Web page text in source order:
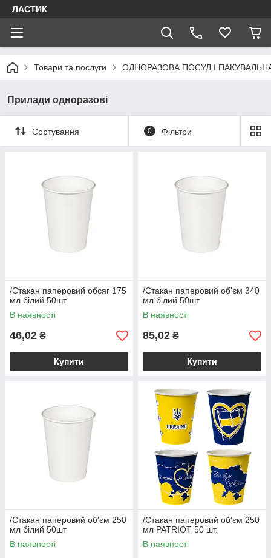
ЛАСТИК
Товари та послуги ОДНОРАЗОВА ПОСУД І
Прилади одноразові
Сортування 0 Фільтри
/Стакан паперовий обсяг 175
мл білий 50шт
В наявності
46,02 ₴
Купити
/Стакан паперовий об'єм 340
мл білий 50шт
В наявності
85,02 ₴
Купити
/Стакан паперовий об'єм 250
мл білий 50шт
В наявності
/Стакан паперовий об'єм 250
мл PATRIOT 50 шт.
В наявності